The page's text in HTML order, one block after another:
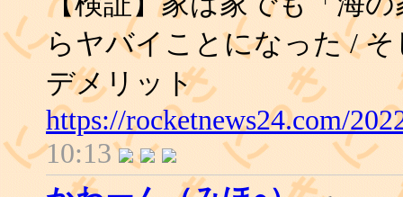
らヤバイことになった /
デメリット
https://rocketnews24.com/
10:13